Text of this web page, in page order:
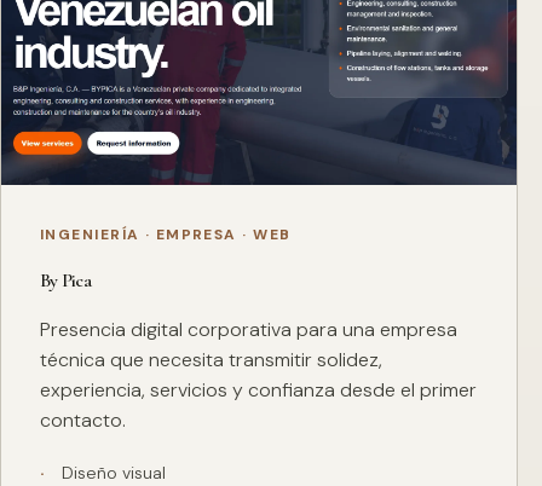
INGENIERÍA · EMPRESA · WEB
By Pica
Presencia digital corporativa para una empresa
técnica que necesita transmitir solidez,
experiencia, servicios y confianza desde el primer
contacto.
Diseño visual